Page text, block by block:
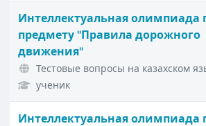
Интеллектуальная олимпиада
предмету "Правила дорожного
движения"
Тестовые вопросы на казахском
ученик
Интеллектуальная олимпиада